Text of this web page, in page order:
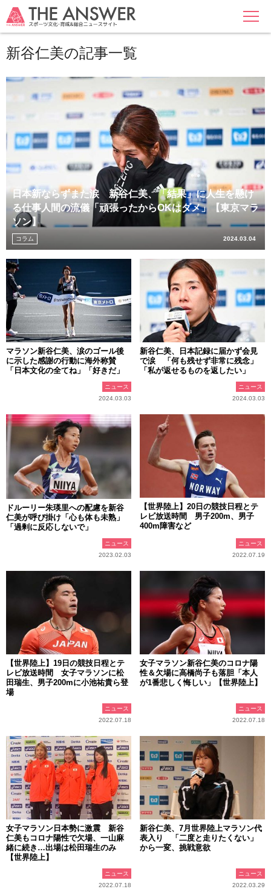
MENU
新谷仁美の記事一覧
日本新ならずまた涙 新谷仁美、「結果」に人生を懸け
る仕事人間の流儀「頑張ったからOKはダメ」【東京マラ
ソン】
コラム 2024.03.04
マラソン新谷仁美、涙のゴール後
に示した感謝の行動に海外称賛
「日本文化の全てね」「好きだ」
ニュース
2024.03.03
新谷仁美、日本記録に届かず会見
で涙 「何も残せず非常に残念」
「私が返せるものを返したい」
ニュース
2024.03.03
ドルーリー朱瑛里への配慮を新谷
仁美が呼び掛け「心も体も未熟」
「過剰に反応しないで」
ニュース
2023.02.03
【世界陸上】20日の競技日程とテ
レビ放送時間 男子200m、男子
400m障害など
ニュース
2022.07.19
【世界陸上】19日の競技日程とテ
レビ放送時間 女子マラソンに松
田瑞生、男子200mに小池祐貴ら登
場
ニュース
2022.07.18
女子マラソン新谷仁美のコロナ陽
性＆欠場に高橋尚子も落胆「本人
が1番悲しく悔しい」【世界陸上】
ニュース
2022.07.18
女子マラソン日本勢に激震 新谷
仁美もコロナ陽性で欠場、一山麻
緒に続き…出場は松田瑞生のみ
【世界陸上】
ニュース
2022.07.18
新谷仁美、7月世界陸上マラソン代
表入り 「二度と走りたくない」
から一変、挑戦意欲
ニュース
2022.03.29